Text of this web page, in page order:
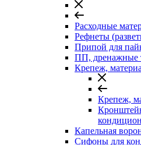
Расходные
Рефнеты
Припой для
ПП, дренажные
Крепеж,
Крепеж,
Капельная
Сифоны для